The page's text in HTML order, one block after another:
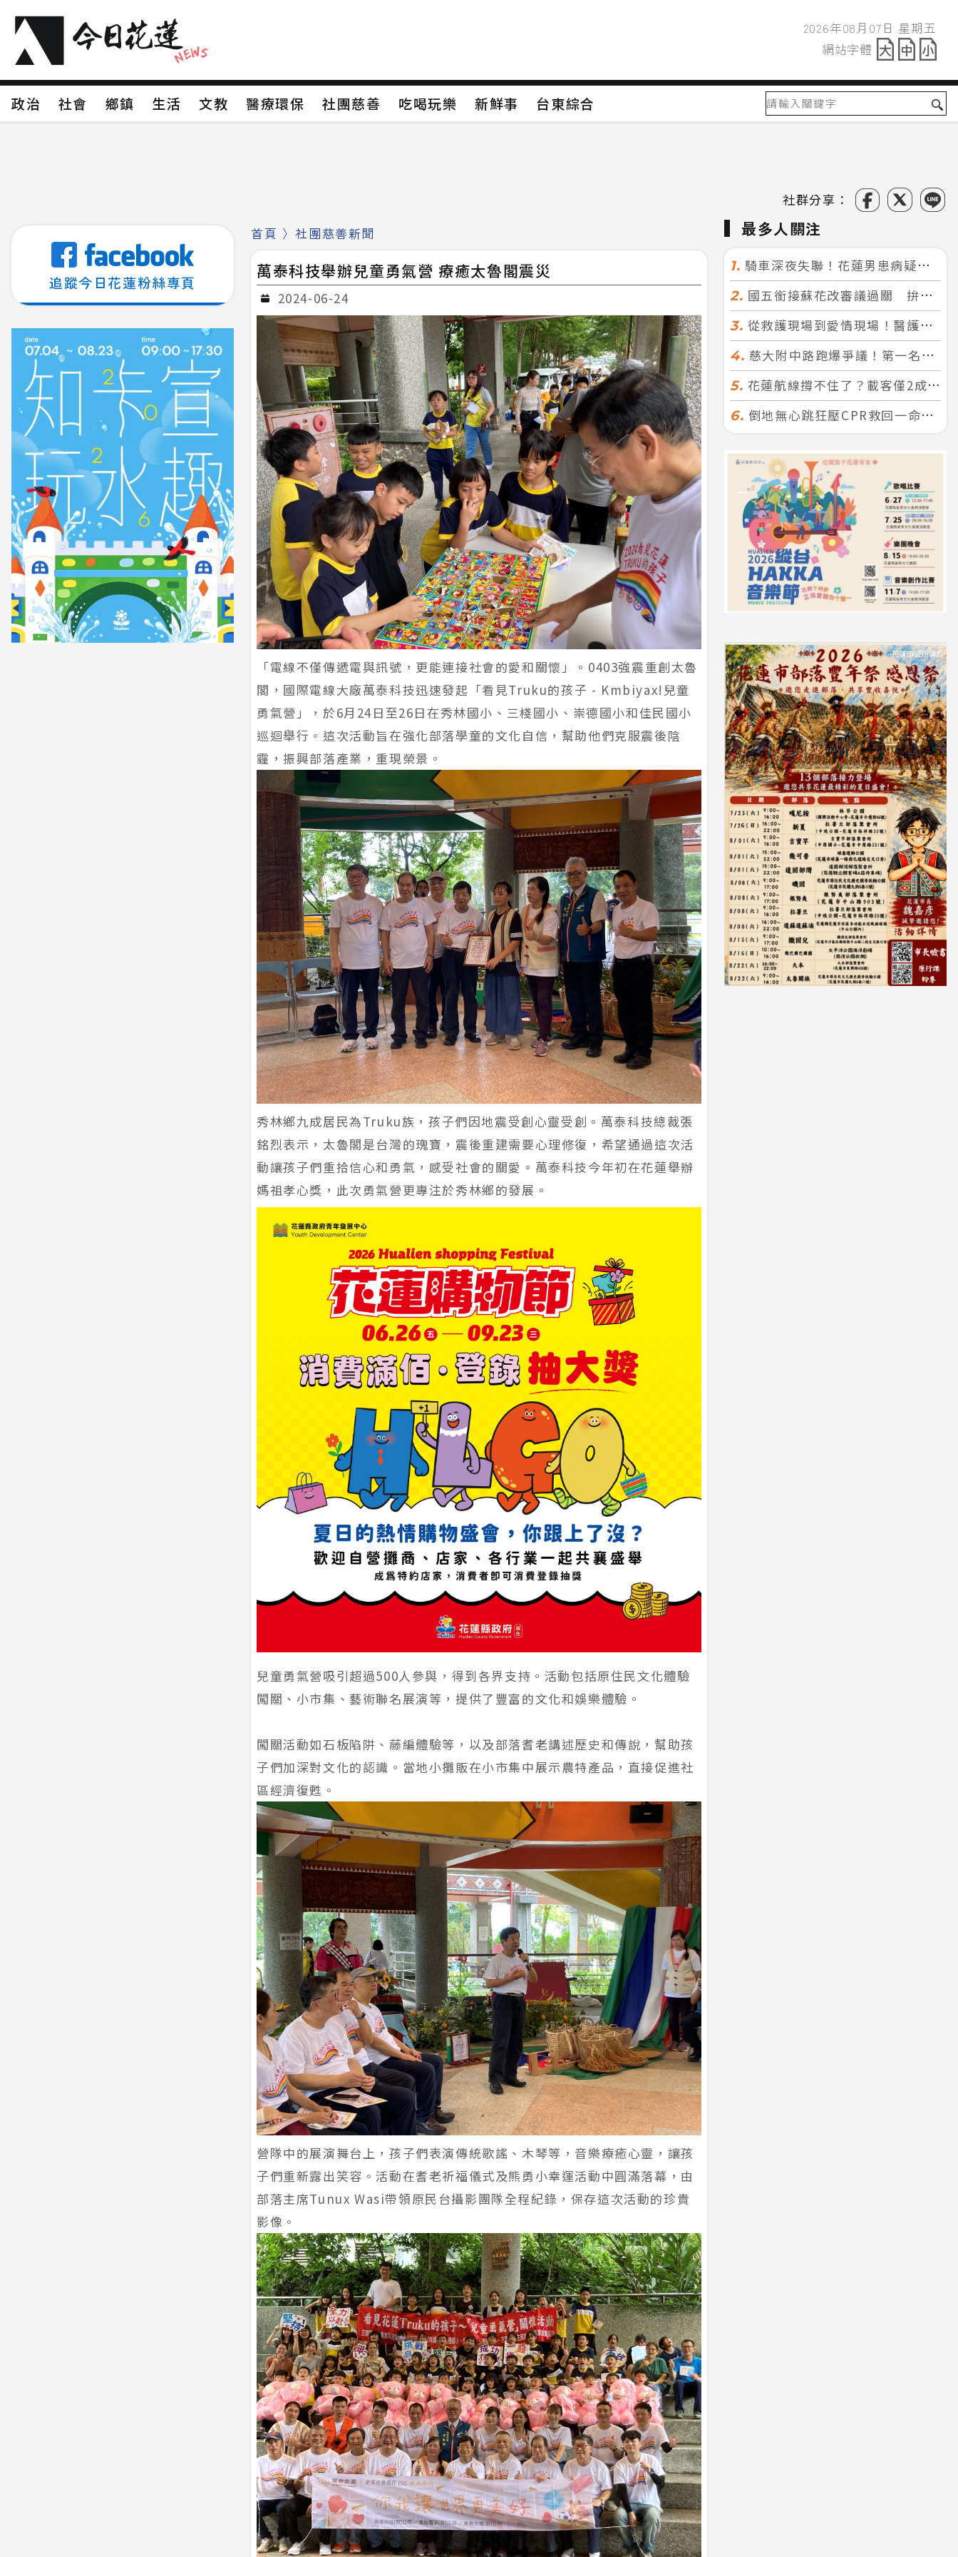
2026年08月07日
網站字體
政治 社會 鄉鎮 生活 文教 醫療環保 社團慈善 吃喝玩樂 新鮮事
台東綜合
社群分享：
追蹤今日花蓮粉絲專頁
首頁 〉社團慈善新聞
萬泰科技舉辦兒童勇氣營 療癒太魯閣震災
2024-06-24
「電線不僅傳遞電與訊號，更能連接社會的愛和關懷」。0403強震重創太魯
閣，國際電線大廠萬泰科技迅速發起「看見Truku的孩子 - Kmbiyax!兒童
勇氣營」，於6月24日至26日在秀林國小、三棧國小、崇德國小和佳民國小
巡迴舉行。這次活動旨在強化部落學童的文化自信，幫助他們克服震後陰
霾，振興部落產業，重現榮景。
秀林鄉九成居民為Truku族，孩子們因地震受創心靈受創。萬泰科技總裁張
銘烈表示，太魯閣是台灣的瑰寶，震後重建需要心理修復，希望通過這次活
動讓孩子們重拾信心和勇氣，感受社會的關愛。萬泰科技今年初在花蓮舉辦
媽祖孝心獎，此次勇氣營更專注於秀林鄉的發展。
兒童勇氣營吸引超過500人參與，得到各界支持。活動包括原住民文化體驗
闖關、小市集、藝術聯名展演等，提供了豐富的文化和娛樂體驗。
闖關活動如石板陷阱、藤編體驗等，以及部落耆老講述歷史和傳說，幫助孩
子們加深對文化的認識。當地小攤販在小市集中展示農特產品，直接促進社
區經濟復甦。
營隊中的展演舞台上，孩子們表演傳統歌謠、木琴等，音樂療癒心靈，讓孩
子們重新露出笑容。活動在耆老祈福儀式及熊勇小幸運活動中圓滿落幕，由
部落主席Tunux Wasi帶領原民台攝影團隊全程紀錄，保存這次活動的珍貴
影像。
最多人關注
1. 騎車深夜失聯！花蓮男患病疑迷途 警徒步百米急尋救回一命
2. 國五銜接蘇花改審議過關 拚明年七月前開工！台北花蓮2小時生活圈成形
3. 從救護現場到愛情現場！醫護×消防浪漫聯誼 32人配對成功5對
4. 慈大附中路跑爆爭議！第一名遭拔又改並列 家長怒：難以接受
5. 花蓮航線撐不住了？載客僅2成、年虧7000萬 華信喊：真的快飛不下去
6. 倒地無心跳狂壓CPR救回一命！警手傷撕裂仍不放手 竟救到藝人何篤霖哥哥
2026年08月07日 星期五
網站字體
政治 社會 鄉鎮 生活 文教 醫療環保 社團慈善 吃喝玩樂 新鮮事 台東綜合